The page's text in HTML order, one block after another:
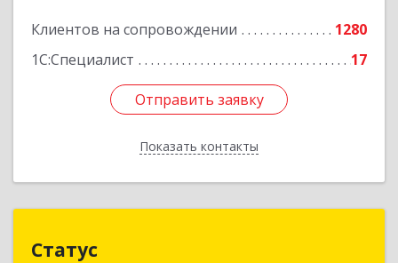
Клиентов на сопровождении
1280
1С:Специалист
17
Отправить заявку
Показать контакты
Отправить заявку
Назад
Статус